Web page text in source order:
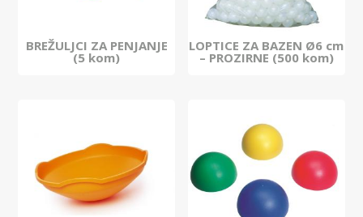
BREŽULJCI ZA PENJANJE
(5 kom)
LOPTICE ZA BAZEN Ø6 cm
– PROZIRNE (500 kom)